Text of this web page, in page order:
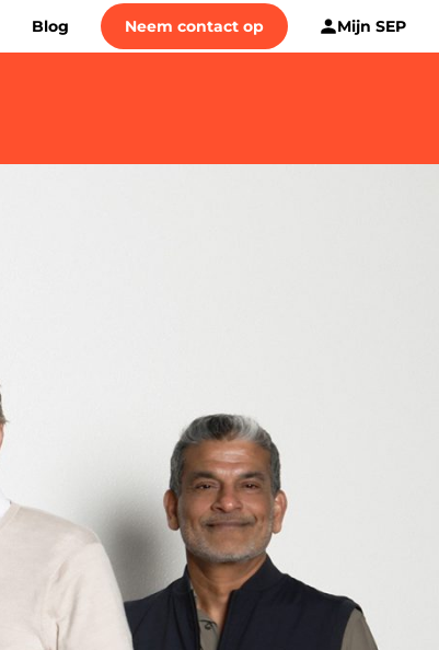
Blog Neem contact op Mijn SEP